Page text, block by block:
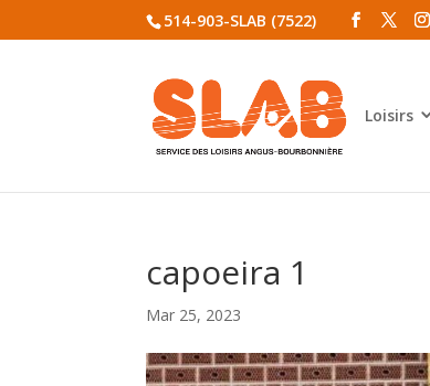
514-903-SLAB (7522)
Loisirs
capoeira 1
Mar 25, 2023